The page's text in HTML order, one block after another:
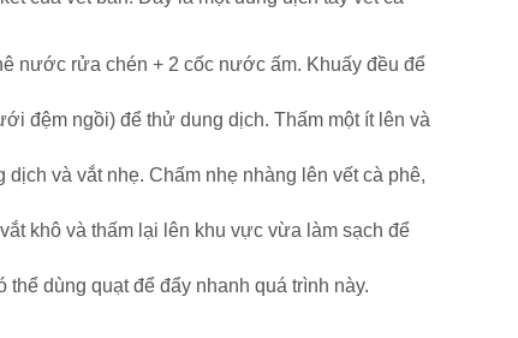
nước rửa chén + 2 cốc nước ấm. Khuấy đều để
đệm ngồi) để thử dung dịch. Thấm một ít lên và
và vắt nhẹ. Chấm nhẹ nhàng lên vết cà phê,
khô và thấm lại lên khu vực vừa làm sạch để
dùng quạt để đẩy nhanh quá trình này.